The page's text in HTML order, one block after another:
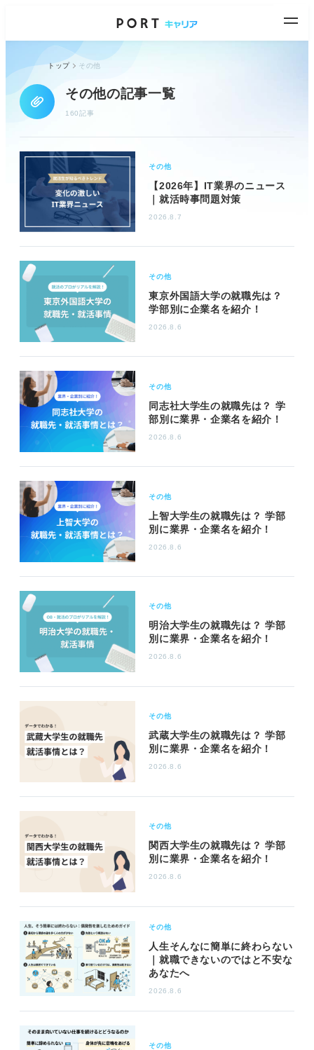
トップ その他
その他の記事一覧
160記事
その他
【2026年】IT業界のニュース
｜就活時事問題対策
2026.8.7
その他
東京外国語大学の就職先は？
学部別に企業名を紹介！
2026.8.6
その他
同志社大学生の就職先は？ 学
部別に業界・企業名を紹介！
2026.8.6
その他
上智大学生の就職先は？ 学部
別に業界・企業名を紹介！
2026.8.6
その他
明治大学生の就職先は？ 学部
別に業界・企業名を紹介！
2026.8.6
その他
武蔵大学生の就職先は？ 学部
別に業界・企業名を紹介！
2026.8.6
その他
関西大学生の就職先は？ 学部
別に業界・企業名を紹介！
2026.8.6
その他
人生そんなに簡単に終わらない
｜就職できないのではと不安な
あなたへ
2026.8.6
その他